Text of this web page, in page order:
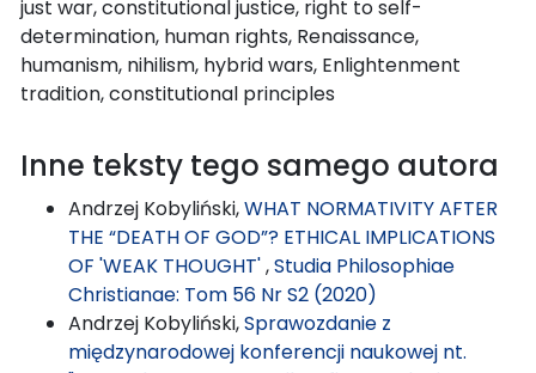
just war, constitutional justice, right to self-
determination, human rights, Renaissance,
humanism, nihilism, hybrid wars, Enlightenment
tradition, constitutional principles
Inne teksty tego samego autora
Andrzej Kobyliński,WHAT NORMATIVITY AFTER
THE “DEATH OF GOD”? ETHICAL IMPLICATIONS
OF 'WEAK THOUGHT',Studia Philosophiae
Christianae: Tom 56 Nr S2 (2020)
Andrzej Kobyliński,Sprawozdanie z
międzynarodowej konferencji naukowej nt.